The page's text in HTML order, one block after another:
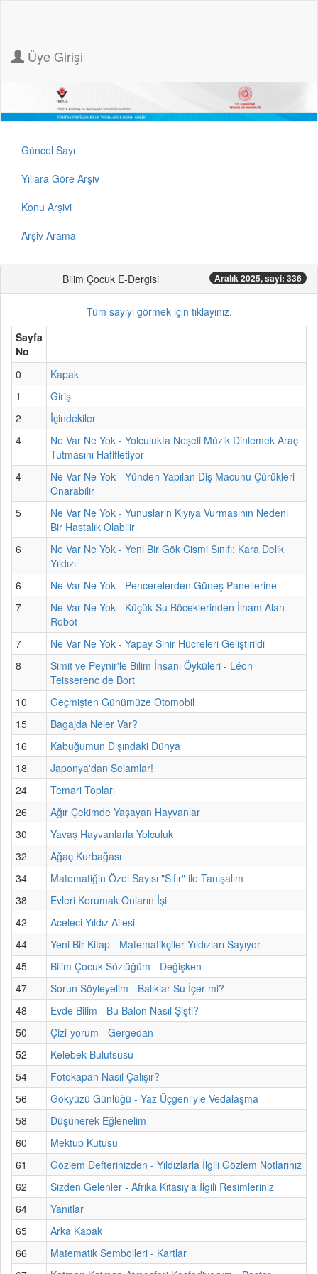
Üye Girişi
Güncel Sayı
Yıllara Göre Arşiv
Konu Arşivi
Arşiv Arama
Bilim Çocuk E-Dergisi Aralık 2025, sayi: 336
Tüm sayıyı görmek için tıklayınız.
Sayfa
No
0
Kapak
1
Giriş
2
İçindekiler
4
Ne Var Ne Yok - Yolculukta Neşeli Müzik Dinlemek Araç
Tutmasını Hafifletiyor
4
Ne Var Ne Yok - Yünden Yapılan Diş Macunu Çürükleri
Onarabilir
5
Ne Var Ne Yok - Yunusların Kıyıya Vurmasının Nedeni
Bir Hastalık Olabilir
6
Ne Var Ne Yok - Yeni Bir Gök Cismi Sınıfı: Kara Delik
Yıldızı
6
Ne Var Ne Yok - Pencerelerden Güneş Panellerine
7
Ne Var Ne Yok - Küçük Su Böceklerinden İlham Alan
Robot
7
Ne Var Ne Yok - Yapay Sinir Hücreleri Geliştirildi
8
Simit ve Peynir'le Bilim İnsanı Öyküleri - Léon
Teisserenc de Bort
10
Geçmişten Günümüze Otomobil
15
Bagajda Neler Var?
16
Kabuğumun Dışındaki Dünya
18
Japonya'dan Selamlar!
24
Temari Topları
26
Ağır Çekimde Yaşayan Hayvanlar
30
Yavaş Hayvanlarla Yolculuk
32
Ağaç Kurbağası
34
Matematiğin Özel Sayısı "Sıfır" ile Tanışalım
38
Evleri Korumak Onların İşi
42
Aceleci Yıldız Ailesi
44
Yeni Bir Kitap - Matematikçiler Yıldızları Sayıyor
45
Bilim Çocuk Sözlüğüm - Değişken
47
Sorun Söyleyelim - Balıklar Su İçer mi?
48
Evde Bilim - Bu Balon Nasıl Şişti?
50
Çizi-yorum - Gergedan
52
Kelebek Bulutsusu
54
Fotokapan Nasıl Çalışır?
56
Gökyüzü Günlüğü - Yaz Üçgeni'yle Vedalaşma
58
Düşünerek Eğlenelim
60
Mektup Kutusu
61
Gözlem Defterinizden - Yıldızlarla İlgili Gözlem Notlarınız
62
Sizden Gelenler - Afrika Kıtasıyla İlgili Resimleriniz
64
Yanıtlar
65
Arka Kapak
66
Matematik Sembolleri - Kartlar